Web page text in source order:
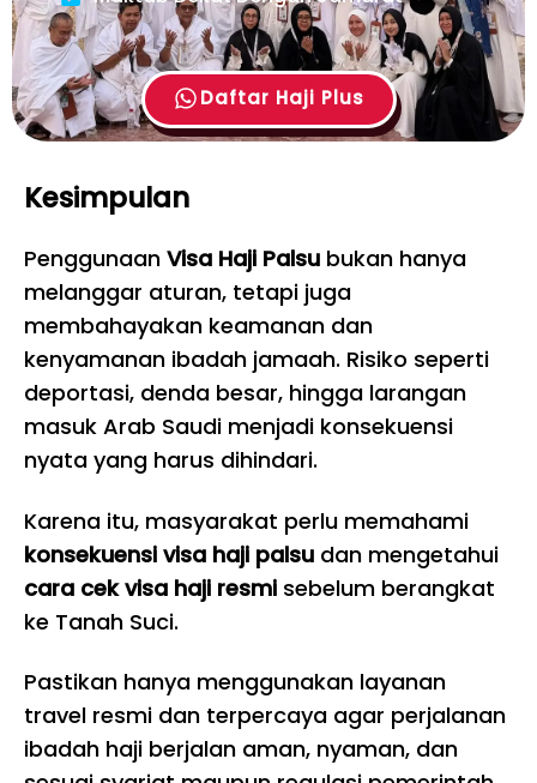
Daftar Haji Plus
Kesimpulan
Penggunaan Visa Haji Palsu bukan hanya
melanggar aturan, tetapi juga
membahayakan keamanan dan
kenyamanan ibadah jamaah. Risiko seperti
deportasi, denda besar, hingga larangan
masuk Arab Saudi menjadi konsekuensi
nyata yang harus dihindari.
Karena itu, masyarakat perlu memahami
konsekuensi visa haji palsu dan mengetahui
cara cek visa haji resmi sebelum berangkat
ke Tanah Suci.
Pastikan hanya menggunakan layanan
travel resmi dan terpercaya agar perjalanan
ibadah haji berjalan aman, nyaman, dan